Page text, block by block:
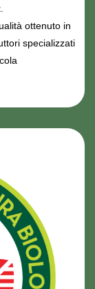
ottenuto in
specializzati